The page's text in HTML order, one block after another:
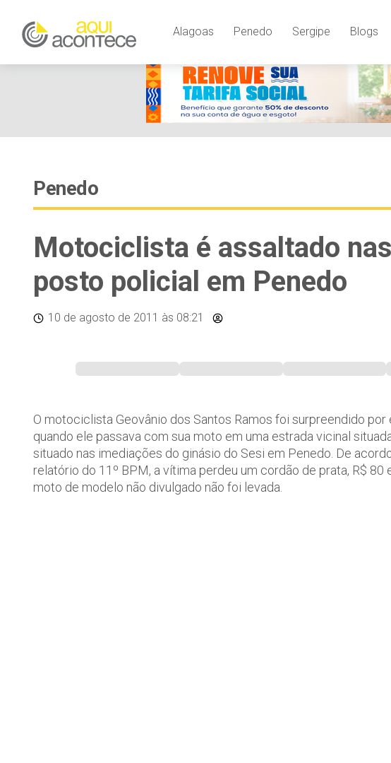
Alagoas Penedo Sergipe Blogs
Penedo
Motociclista é assaltado
posto policial em Penedo
10 de agosto de 2011 às 08:21
O motociclista Geovânio dos Santos Ramos foi surpreendido
quando ele passava com sua moto em uma estrada vicinal
situado nas imediações do ginásio do Sesi em Penedo. De
relatório do 11º BPM, a vítima perdeu um cordão de prata, R$
moto de modelo não divulgado não foi levada.